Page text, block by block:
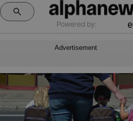
Powered by:
Advertisement